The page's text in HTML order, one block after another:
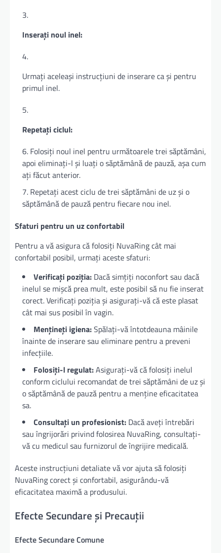
Inserați noul inel:
Urmați aceleași instrucțiuni de inserare ca și pentru
primul inel.
Repetați ciclul:
Folosiți noul inel pentru următoarele trei săptămâni,
apoi eliminați-l și luați o săptămână de pauză, așa cum
ați făcut anterior.
Repetați acest ciclu de trei săptămâni de uz și o
săptămână de pauză pentru fiecare nou inel.
Sfaturi pentru un uz confortabil
Pentru a vă asigura că folosiți NuvaRing cât mai
confortabil posibil, urmați aceste sfaturi:
Verificați poziția: Dacă simțiți noconfort sau dacă
inelul se mișcă prea mult, este posibil să nu fie inserat
corect. Verificați poziția și asigurați-vă că este plasat
cât mai sus posibil în vagin.
Mențineți igiena:Spălați-vă întotdeauna mâinile
înainte de inserare sau eliminare pentru a preveni
infecțiile.
Folosiți-l regulat:Asigurați-vă că folosiți inelul
conform ciclului recomandat de trei săptămâni de uz și
o săptămână de pauză pentru a menține eficacitatea
sa.
Consultați un profesionist: Dacă aveți întrebări
sau îngrijorări privind folosirea NuvaRing, consultați-
vă cu medicul sau furnizorul de îngrijire medicală.
Aceste instrucțiuni detaliate vă vor ajuta să folosiți
NuvaRing corect și confortabil, asigurându-vă
eficacitatea maximă a produsului.
Efecte Secundare și Precauții
Efecte Secundare Comune